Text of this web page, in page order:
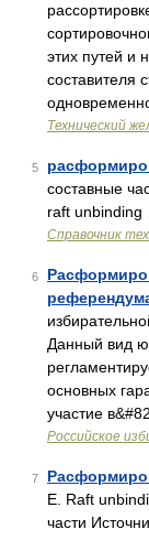
этих путей и
составителя
Технический
5
составные
raft unbinding
Справочник
6
Данный вид
основных
участие
Российское
7
Е. Raft
части